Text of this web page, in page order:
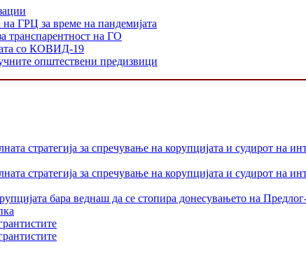
ГРЦ за време на пандемијата
транспарентност на ГО
со КОВИД-19
општествени предизвици
стратегија за спречување на корупцијата и судирот на
стратегија за спречување на корупцијата и судирот на
бара веднаш да се стопира донесувањето на